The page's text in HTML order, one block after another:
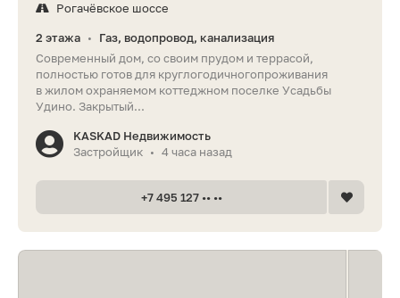
Рогачёвское шоссе
2 этажа •
Газ, водопровод, канализация
Современный дом, со своим прудом и террасой,
полностью готов для круглогодичногопроживания
в жилом охраняемом коттеджном поселке Усадьбы
Удино. Закрытый...
KASKAD Недвижимость
Застройщик • 4 часа назад
+7 495 127 •• ••